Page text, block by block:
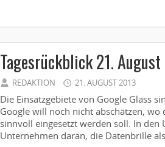
Tagesrückblick 21.
REDAKTION 21. AUGUST 2013
Die Einsatzgebiete von Google Glass
Google will noch nicht abschätzen,
sinnvoll eingesetzt werden soll. In den
Unternehmen daran, die Datenbrille